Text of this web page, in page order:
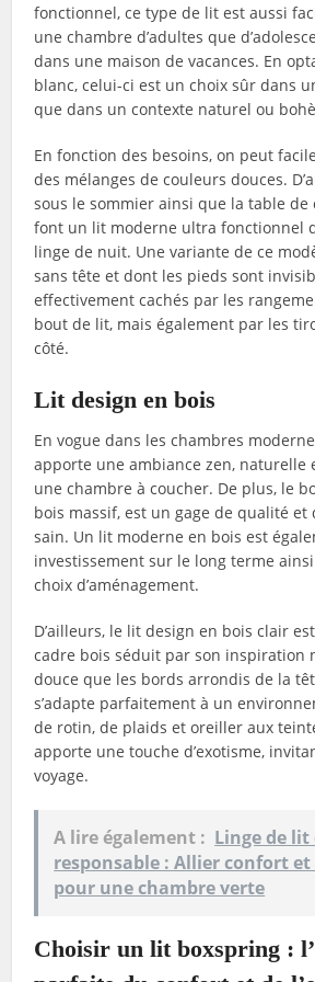
fonctionnel, ce type de lit est aussi
une chambre d’adultes que
dans une maison de vacances. En
blanc, celui-ci est un choix sûr dans
que dans un contexte naturel ou
En fonction des besoins, on peut
des mélanges de couleurs douces.
sous le sommier ainsi que la table de
font un lit moderne ultra fonctionnel
linge de nuit. Une variante de ce
sans tête et dont les pieds sont
effectivement cachés par les
bout de lit, mais également par les
côté.
Lit design en bois
En vogue dans les chambres
apporte une ambiance zen, naturelle
une chambre à coucher. De plus, le
bois massif, est un gage de qualité et
sain. Un lit moderne en bois est
investissement sur le long terme
choix d’aménagement.
D’ailleurs, le lit design en bois clair
cadre bois séduit par son inspiration
douce que les bords arrondis de la
s’adapte parfaitement à un
de rotin, de plaids et oreiller aux
apporte une touche d’exotisme,
voyage.
A lire également : Linge de lit
responsable : Allier confort
pour une chambre verte
Choisir un lit boxspring :